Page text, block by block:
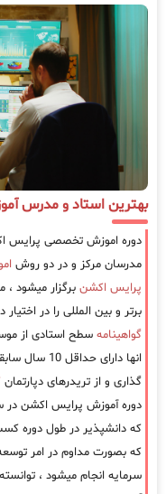
بهترین استاد و مدرس
دوره اموزش تخصصی پرایس
مدرسان مرکز و در دو روش
پرایس اکشن
برتر و بین المللی را در
گواهینامه
انها دارای
گذاری و از تریدرهای دپارتمان
دوره آموزش پرایس اکشن در
که دانشپذیر در طول دوره
که بصورت مداوم در امر
سرمایه انجام میشود ،